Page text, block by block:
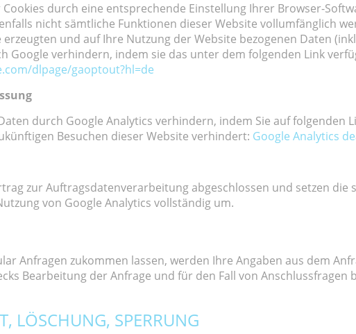
durch eine entsprechende Einstellung Ihrer Browser-
nicht sämtliche Funktionen dieser Website vollumfänglich
und auf Ihre Nutzung der Website bezogenen Daten
Google verhindern, indem sie das unter dem folgenden Link
dlpage/gaoptout?hl=de
durch Google Analytics verhindern, indem Sie auf folgenden
Besuchen dieser Website verhindert: Google Analytics
zur Auftragsdatenverarbeitung abgeschlossen und setzen die
von Google Analytics vollständig um.
Anfragen zukommen lassen, werden Ihre Angaben aus dem
Bearbeitung der Anfrage und für den Fall von
LÖSCHUNG, SPERRUNG